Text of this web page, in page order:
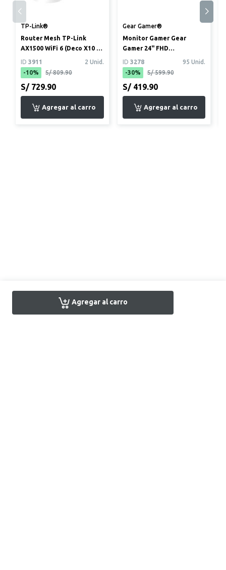
Agregar al carro
TP-Link®
Router Mesh TP-Link
AX1500 WiFi 6 (Deco X10 3-
pack)
ID 3911
2 Unid.
-10%
S/ 809.90
S/ 729.90
Gear Gamer®
Monitor Gamer Gear
Gamer 24" FHD
(1920x1080) 180Hz 1ms
ID 3278
95 Unid.
-30%
S/ 599.90
S/ 419.90